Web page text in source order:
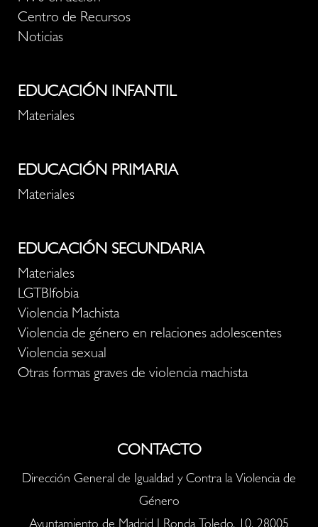
Centro de Recursos
Noticias
EDUCACIÓN INFANTIL
Materiales
EDUCACIÓN PRIMARIA
Materiales
EDUCACIÓN SECUNDARIA
Materiales
LGTBIfobia
Violencia Machista
Violencia de género en relaciones adolescentes
Violencia sexual
Otras formas graves de violencia machista
CONTACTO
Dirección General de Igualdad y Contra la Violencia de
Género